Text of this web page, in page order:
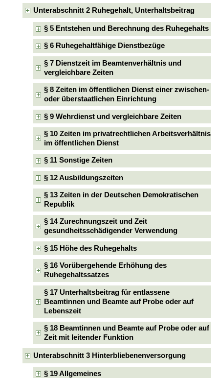
Unterabschnitt 2 Ruhegehalt, Unterhaltsbeitrag
§ 5 Entstehen und Berechnung des Ruhegehalts
§ 6 Ruhegehaltfähige Dienstbezüge
§ 7 Dienstzeit im Beamtenverhältnis und
vergleichbare Zeiten
§ 8 Zeiten im öffentlichen Dienst einer zwischen-
oder überstaatlichen Einrichtung
§ 9 Wehrdienst und vergleichbare Zeiten
§ 10 Zeiten im privatrechtlichen Arbeitsverhältnis
im öffentlichen Dienst
§ 11 Sonstige Zeiten
§ 12 Ausbildungszeiten
§ 13 Zeiten in der Deutschen Demokratischen
Republik
§ 14 Zurechnungszeit und Zeit
gesundheitsschädigender Verwendung
§ 15 Höhe des Ruhegehalts
§ 16 Vorübergehende Erhöhung des
Ruhegehaltssatzes
§ 17 Unterhaltsbeitrag für entlassene
Beamtinnen und Beamte auf Probe oder auf
Lebenszeit
§ 18 Beamtinnen und Beamte auf Probe oder auf
Zeit mit leitender Funktion
Unterabschnitt 3 Hinterbliebenenversorgung
§ 19 Allgemeines